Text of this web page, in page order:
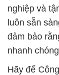
nghiệp và
luôn sẵn
đảm bảo
nhanh
Hãy để